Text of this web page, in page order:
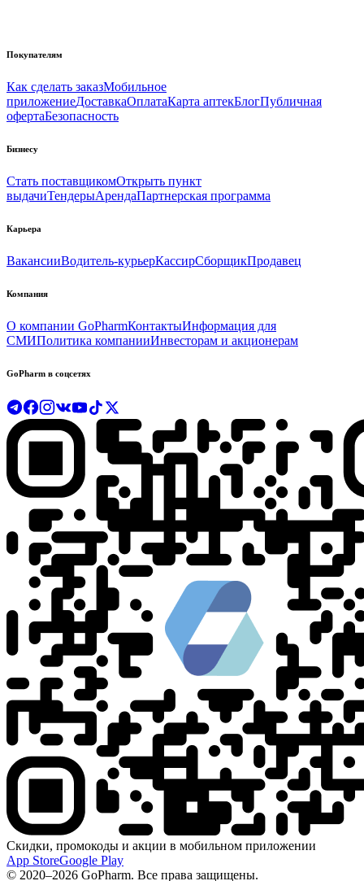
Покупателям
Как сделать заказМобильное
приложениеДоставкаОплатаКарта аптекБлогПубличная
офертаБезопасность
Бизнесу
Стать поставщикомОткрыть пункт
выдачиТендерыАрендаПартнерская программа
Карьера
ВакансииВодитель-курьерКассирСборщикПродавец
Компания
О компании GoPharmКонтактыИнформация для
СМИПолитика компанииИнвесторам и акционерам
GoPharm в соцсетях
Скидки, промокоды и акции в мобильном приложении
App StoreGoogle Play
© 2020–2026 GoPharm. Все права защищены.